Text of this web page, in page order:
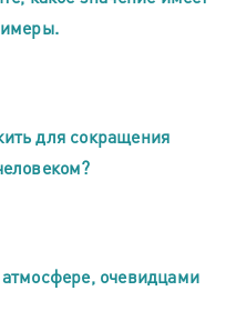
для сокращения
очевидцами